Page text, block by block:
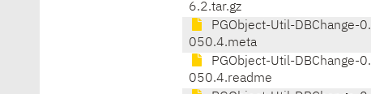
6.2.tar.gz
PGObject-Util-DBChange-0.
050.4.meta
PGObject-Util-DBChange-0.
050.4.readme